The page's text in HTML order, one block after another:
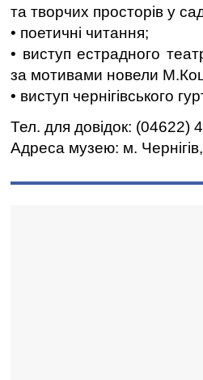
та творчих просторів у
• поетичні читання;
• виступ естрадного
за мотивами новели
• виступ чернігівського
Тел. для довідок: (04622)
Адреса музею: м.